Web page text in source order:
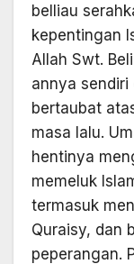
belliau
kepentingan
Allah Swt.
annya sendiri
bertaubat
masa lalu.
hentinya
memeluk
termasuk
Quraisy, dan
peperangan.